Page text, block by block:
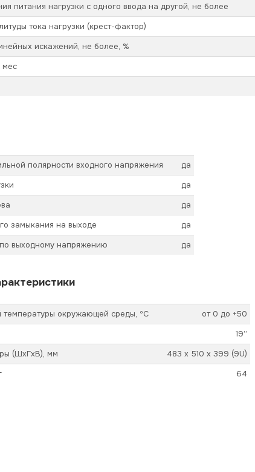
питания нагрузки с одного ввода на другой, не более
тока нагрузки (крест-фактор)
искажений, не более, %
мес
полярности входного напряжения
да
да
да
замыкания на выходе
да
выходному напряжению
да
температуры окружающей среды, ºС
от 0 до +50
19”
(ШхГхВ), мм
483 х 510 х 399 (9U)
64